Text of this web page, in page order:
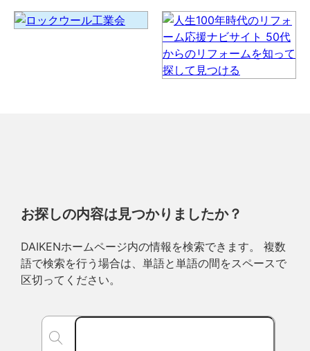
お探しの内容は見つかりましたか？
DAIKENホームページ内の情報を検索できます。 複数
語で検索を行う場合は、単語と単語の間をスペースで
区切ってください。